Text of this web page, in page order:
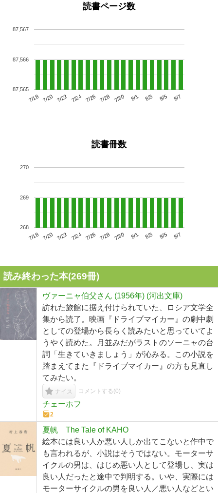
読書ページ数
7/18 7/20 7/22 7/24 7/26 7/28 7/30 8/1 8/3 8/5 8/7
87,565
87,566
87,567
読書冊数
7/18 7/20 7/22 7/24 7/26 7/28 7/30 8/1 8/3 8/5 8/7
268
269
270
読み終わった本(269冊)
ヴァーニャ伯父さん (1956年) (河出文庫)
訪れた旅館に据え付けられていた、ロシア文学全
集から読了。映画『ドライブマイカー』の劇中劇
としての登場から長らく読みたいと思っていてよ
うやく読めた。月並みだがラストのソーニャの台
詞「生きていきましょう」が沁みる。この小説を
踏まえてまた『ドライブマイカー』の方も見直し
てみたい。
ナイス コメントする(0)
チェーホフ
2
夏帆 The Tale of KAHO
絵本には良い人か悪い人しか出てこないと作中で
も言われるが、小説はそうではない。モーターサ
イクルの男は、はじめ悪い人として登場し、実は
良い人だったと途中で判明する。いや、実際には
モーターサイクルの男を良い人／悪い人などとい